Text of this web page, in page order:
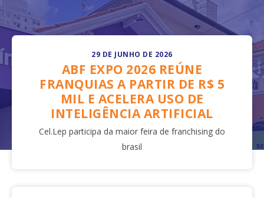
29 DE JUNHO DE 2026
ABF EXPO 2026 REÚNE
FRANQUIAS A PARTIR DE R$ 5
MIL E ACELERA USO DE
INTELIGÊNCIA ARTIFICIAL
Cel.Lep participa da maior feira de franchising do
brasil